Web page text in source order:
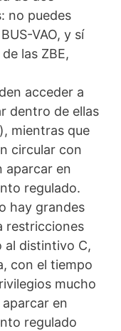
no puedes
VAO, y sí
las ZBE,
acceder a
dentro de ellas
mientras que
circular con
aparcar en
regulado.
hay grandes
restricciones
al distintivo C,
con el tiempo
mucho
en
regulado